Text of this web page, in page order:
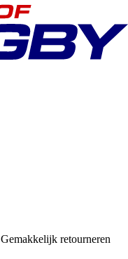
Gemakkelijk retourneren